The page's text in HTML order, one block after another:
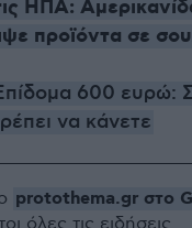
ΗΠΑ:
προϊόντα σε
600 ευρώ:
να κάνετε
protothema.gr στο